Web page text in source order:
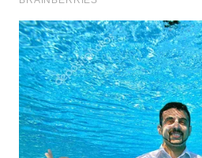
TANGERANG
WN
BINJAI
WN
CIREBON